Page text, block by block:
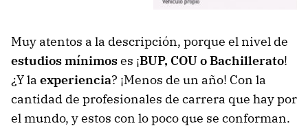
Muy atentos a la descripción, porque el nivel de
estudios mínimoses ¡BUP, COU o Bachillerato!
¿Y la experiencia? ¡Menos de un año! Con la
cantidad de profesionales de carrera que hay por
el mundo, y estos con lo poco que se conforman.